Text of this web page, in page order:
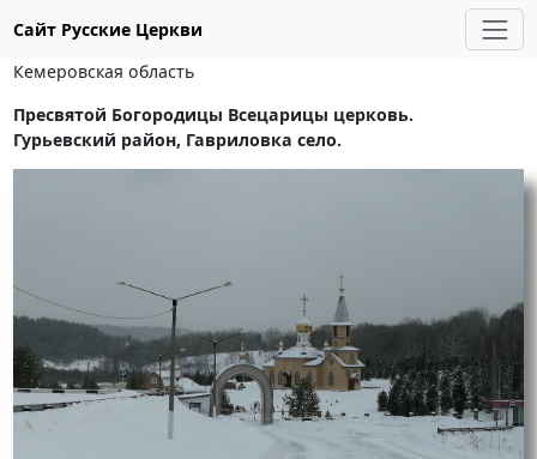
Сайт Русские Церкви
Кемеровская область
Пресвятой Богородицы Всецарицы церковь.
Гурьевский район, Гавриловка село.